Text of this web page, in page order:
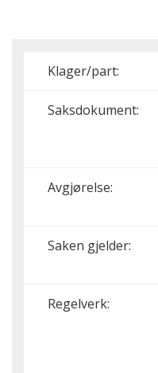
Klager/part:
Saksdokument:
Avgjørelse:
Saken gjelder:
Regelverk: